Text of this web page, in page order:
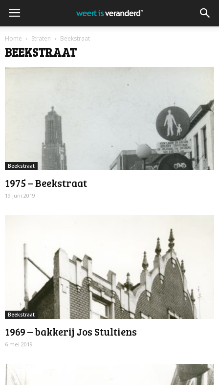
Home Straten Beekstraat
BEEKSTRAAT
Beekstraat
1975 – Beekstraat
19 juni 2019
Beekstraat
1969 – bakkerij Jos Stultiens
6 mei 2019